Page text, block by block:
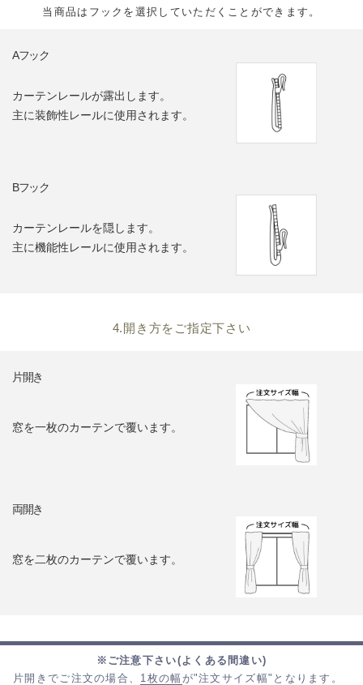
当商品はフックを選択していただくことができます。
Aフック
カーテンレールが露出します。
主に装飾性レールに使用されます。
Bフック
カーテンレールを隠します。
主に機能性レールに使用されます。
4.開き方をご指定下さい
片開き
窓を一枚のカーテンで覆います。
両開き
窓を二枚のカーテンで覆います。
※ご注意下さい(よくある間違い)
片開きでご注文の場合、 1枚の幅 が"注文サイズ幅"となります。